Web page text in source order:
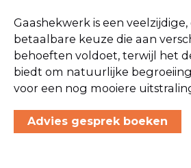
Gaashekwerk is een
betaalbare keuze die aan
behoeften voldoet, terwijl het
biedt om natuurlijke
voor een nog mooiere
Advies gesprek boeken